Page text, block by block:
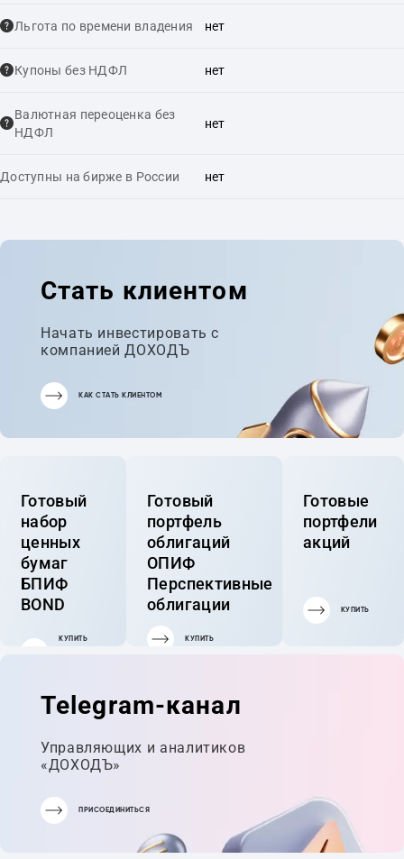
Льгота по времени владения нет
Купоны без НДФЛ нет
Валютная переоценка без
НДФЛ
нет
Доступны на бирже в России нет
Стать клиентом
Начать инвестировать с
компанией ДОХОДЪ
КАК СТАТЬ КЛИЕНТОМ
Готовый
набор
ценных
бумаг
БПИФ
BOND
КУПИТЬ
Готовый
портфель
облигаций
ОПИФ
Перспективные
облигации
КУПИТЬ
Готовые
портфели
акций
КУПИТЬ
Telegram-канал
Управляющих и аналитиков
«ДОХОДЪ»
ПРИСОЕДИНИТЬСЯ